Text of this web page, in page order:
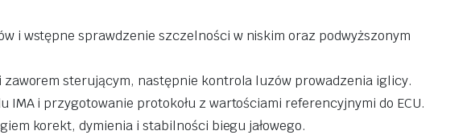
i wstępne sprawdzenie szczelności w niskim oraz podwyższonym
zaworem sterującym, następnie kontrola luzów prowadzenia iglicy.
i przygotowanie protokołu z wartościami referencyjnymi do ECU.
korekt, dymienia i stabilności biegu jałowego.